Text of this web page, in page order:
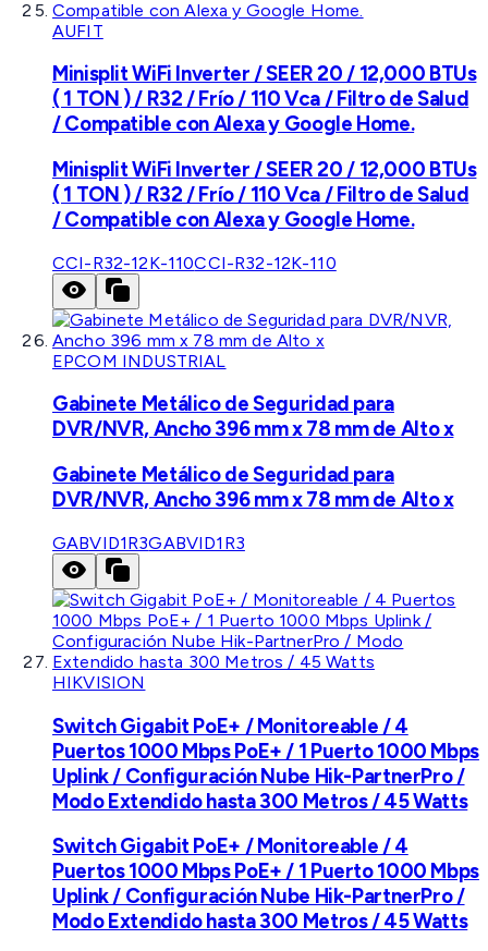
AUFIT
Minisplit WiFi Inverter / SEER 20 / 12,000 BTUs
( 1 TON ) / R32 / Frío / 110 Vca / Filtro de Salud
/ Compatible con Alexa y Google Home.
Minisplit WiFi Inverter / SEER 20 / 12,000 BTUs
( 1 TON ) / R32 / Frío / 110 Vca / Filtro de Salud
/ Compatible con Alexa y Google Home.
CCI-R32-12K-110CCI-R32-12K-110
EPCOM INDUSTRIAL
Gabinete Metálico de Seguridad para
DVR/NVR, Ancho 396 mm x 78 mm de Alto x
Gabinete Metálico de Seguridad para
DVR/NVR, Ancho 396 mm x 78 mm de Alto x
GABVID1R3GABVID1R3
HIKVISION
Switch Gigabit PoE+ / Monitoreable / 4
Puertos 1000 Mbps PoE+ / 1 Puerto 1000 Mbps
Uplink / Configuración Nube Hik-PartnerPro /
Modo Extendido hasta 300 Metros / 45 Watts
Switch Gigabit PoE+ / Monitoreable / 4
Puertos 1000 Mbps PoE+ / 1 Puerto 1000 Mbps
Uplink / Configuración Nube Hik-PartnerPro /
Modo Extendido hasta 300 Metros / 45 Watts